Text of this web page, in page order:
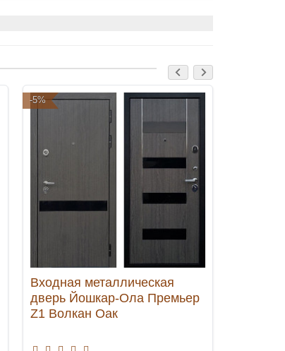
-5%
Входная металлическая
дверь Йошкар-Ола Премьер
Z1 Волкан Оак